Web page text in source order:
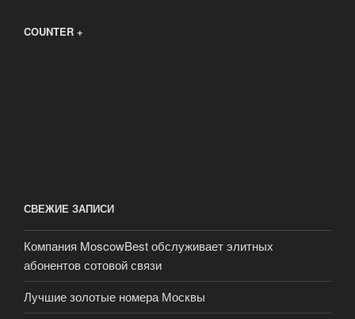
COUNTER +
СВЕЖИЕ ЗАПИСИ
Компания MoscowBest обслуживает элитных
абонентов сотовой связи
Лучшие золотые номера Москвы